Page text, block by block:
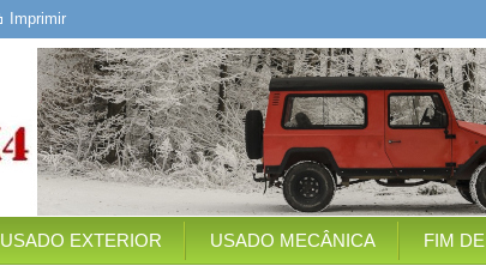
Imprimir
USADO EXTERIOR USADO MECÂNICA FIM